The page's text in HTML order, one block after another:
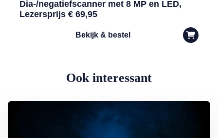
Dia-/negatiefscanner met 8 MP en LED,
Lezersprijs € 69,95
Bekijk & bestel
Ook interessant
Lees meer over Het Grootste Zwanenmeer ter Wereld